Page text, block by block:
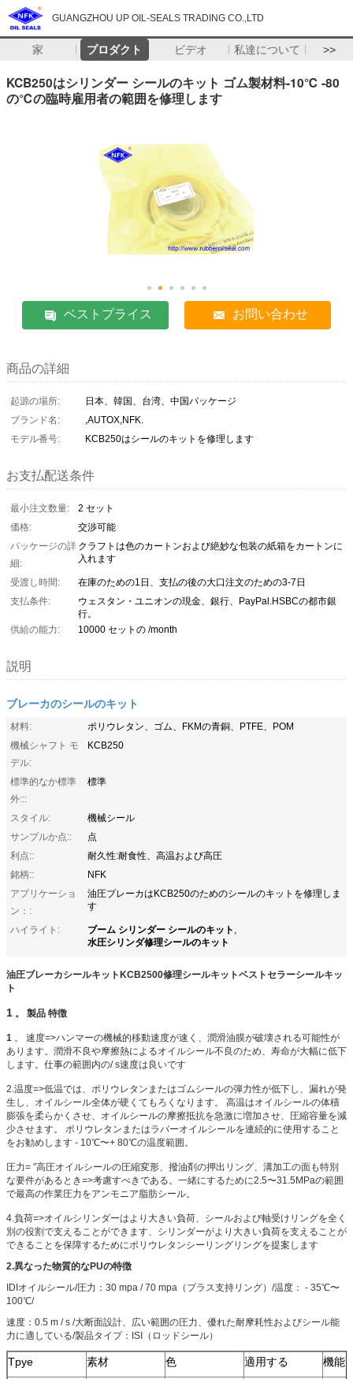
GUANGZHOU UP OIL-SEALS TRADING CO.,LTD
家 プロダクト ビデオ 私達について >>
KCB250はシリンダー シールのキット ゴム製材料-10℃ -80
の℃の臨時雇用者の範囲を修理します
ベストプライス お問い合わせ
商品の詳細
起源の場所:
日本、韓国、台湾、中国パッケージ
ブランド名:
,AUTOX,NFK.
モデル番号:
KCB250はシールのキットを修理します
お支払配送条件
最小注文数量:
2 セット
価格:
交渉可能
パッケージの詳
細:
クラフトは色のカートンおよび絶妙な包装の紙箱をカートンに
入れます
受渡し時間:
在庫のための1日、支払の後の大口注文のための3-7日
支払条件:
ウェスタン・ユニオンの現金、銀行、PayPal.HSBCの都市銀
行。
供給の能力:
10000 セットの /month
説明
ブレーカのシールのキット
材料:
ポリウレタン、ゴム、FKMの青銅、PTFE、POM
機械シャフト モ
デル:
KCB250
標準的なか標準
外:::
標準
スタイル:
機械シール
サンプルか点::
点
利点::
耐久性:耐食性、高温および高圧
銘柄::
NFK
アプリケーショ
ン：:
油圧ブレーカはKCB250のためのシールのキットを修理しま
す
ハイライト: ブーム シリンダー シールのキット ,
水圧シリンダ修理シールのキット
油圧ブレーカシールキットKCB2500修理シールキットベストセラーシールキッ
ト
1 。 製品 特徴
1 。 速度=>ハンマーの機械的移動速度が速く、潤滑油膜が破壊される可能性が
あります。潤滑不良や摩擦熱によるオイルシール不良のため、寿命が大幅に低下
します。仕事の範囲内の/ s速度は良いです
2.温度=>低温では、ポリウレタンまたはゴムシールの弾力性が低下し、漏れが発
生し、オイルシール全体が硬くてもろくなります。 高温はオイルシールの体積
膨張を柔らかくさせ、オイルシールの摩擦抵抗を急激に増加させ、圧縮容量を減
少させます。 ポリウレタンまたはラバーオイルシールを連続的に使用すること
をお勧めします - 10℃〜+ 80℃の温度範囲。
圧力= "高圧オイルシールの圧縮変形、撥油剤の押出リング、溝加工の面も特別
な要件があるとき=>考慮すべきである。一緒にするために2.5〜31.5MPaの範囲
で最高の作業圧力をアンモニア脂肪シール。
4.負荷=>オイルシリンダーはより大きい負荷、シールおよび軸受けリングを全く
別の役割で支えることができます、シリンダーがより大きい負荷を支えることが
できることを保障するためにポリウレタンシーリングリングを提案します
2.異なった物質的なPUの特徴
IDIオイルシール/圧力：30 mpa / 70 mpa（プラス支持リング）/温度： - 35℃〜
100℃/
速度：0.5 m / s /大断面設計、広い範囲の圧力、優れた耐摩耗性およびシール能
力に適している/製品タイプ：ISI（ロッドシール）
Tpye 素材 色 適用する
機能